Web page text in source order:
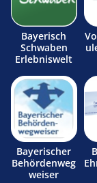
Bayerisch
Schwaben
Erlebniswelt
Bayerischer
Behördenweg
weiser